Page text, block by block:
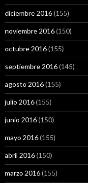
diciembre 2016(155)
noviembre 2016(150)
octubre 2016(155)
septiembre 2016(145)
agosto 2016(155)
julio 2016(155)
junio 2016(150)
mayo 2016(155)
abril 2016(150)
marzo 2016(155)